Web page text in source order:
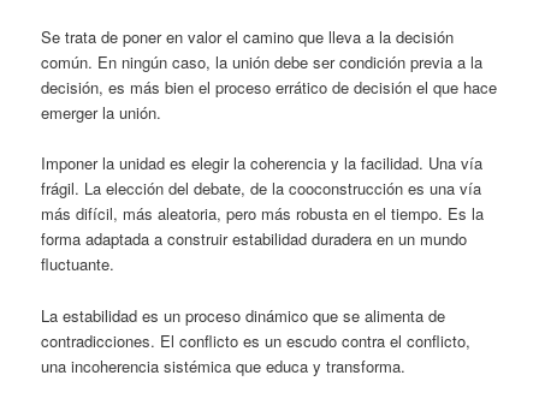
Se trata de poner en valor el camino que lleva a la decisión
común. En ningún caso, la unión debe ser condición previa a la
decisión, es más bien el proceso errático de decisión el que hace
emerger la unión.
Imponer la unidad es elegir la coherencia y la facilidad. Una vía
frágil. La elección del debate, de la cooconstrucción es una vía
más difícil, más aleatoria, pero más robusta en el tiempo. Es la
forma adaptada a construir estabilidad duradera en un mundo
fluctuante.
La estabilidad es un proceso dinámico que se alimenta de
contradicciones. El conflicto es un escudo contra el conflicto,
una incoherencia sistémica que educa y transforma.